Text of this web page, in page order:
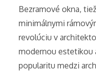
Bezramové okna,
minimálnymi
revolúciu v
modernou estetikou
popularitu medzi